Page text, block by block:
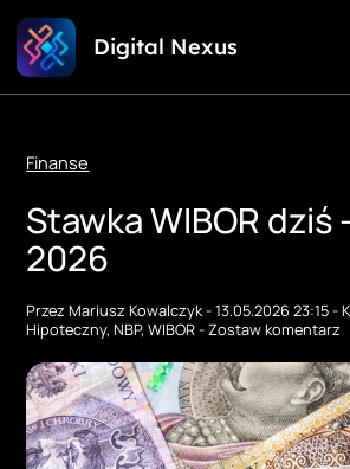
Przejdź
do
treści
Digital Nexus
Finanse
Stawka WIBOR dziś
2026
PrzezMariusz Kowalczyk-13.05.2026 23:15-
Hipoteczny,NBP,WIBOR-Zostaw komentarz